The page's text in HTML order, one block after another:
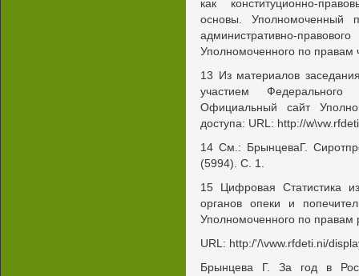
как конституционно-
основы. Уполномоченный
административно-
Уполномоченного по правам
13 Из материалов
участием
Официальный сайт
доступа: URL: http://
14 См.: БрынцеваГ.
(5994). С. 1.
15 Цифровая Статистика
органов опеки и
Уполномоченного по правам
URL: http:/'/\vww.rfdeti.ni/
Брынцева Г. За год в